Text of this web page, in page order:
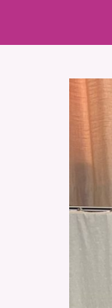
content